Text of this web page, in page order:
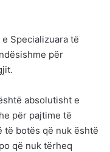
Specializuara të
për
absolutisht e
për pajtime të
të botës që nuk është
që nuk tërheq